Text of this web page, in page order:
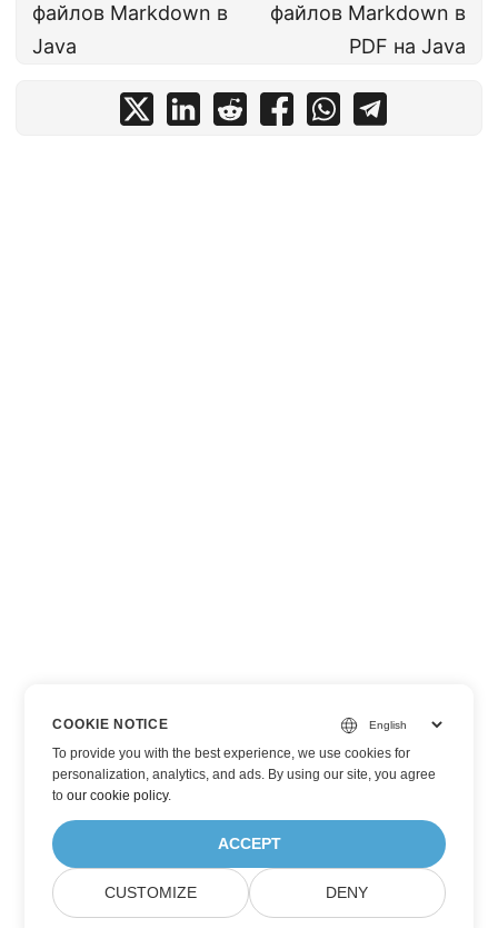
файлов Markdown в
Java
файлов Markdown в
PDF на Java
COOKIE NOTICE
To provide you with the best experience, we use cookies for
personalization, analytics, and ads. By using our site, you agree
toour cookie policy.
ACCEPT
CUSTOMIZE DENY